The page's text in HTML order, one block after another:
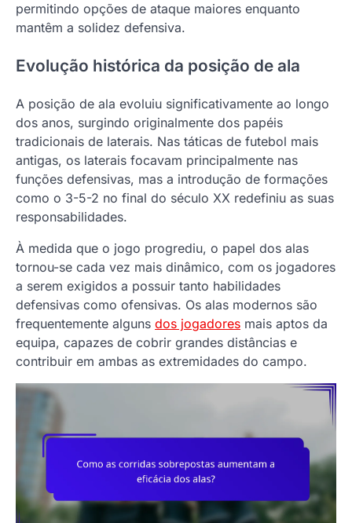
permitindo opções de ataque maiores enquanto
mantêm a solidez defensiva.
Evolução histórica da posição de ala
A posição de ala evoluiu significativamente ao longo
dos anos, surgindo originalmente dos papéis
tradicionais de laterais. Nas táticas de futebol mais
antigas, os laterais focavam principalmente nas
funções defensivas, mas a introdução de formações
como o 3-5-2 no final do século XX redefiniu as suas
responsabilidades.
À medida que o jogo progrediu, o papel dos alas
tornou-se cada vez mais dinâmico, com os jogadores
a serem exigidos a possuir tanto habilidades
defensivas como ofensivas. Os alas modernos são
frequentemente alguns dos jogadores mais aptos da
equipa, capazes de cobrir grandes distâncias e
contribuir em ambas as extremidades do campo.